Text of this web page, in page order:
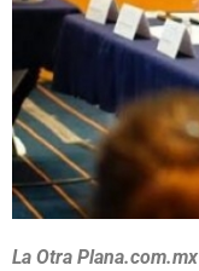
La Otra Plana.com.mx